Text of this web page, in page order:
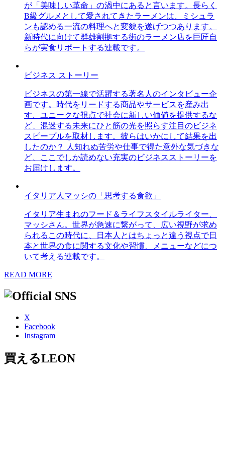
が「美味しい革命」の渦中にあると言います。長らく
B級グルメとして愛されてきたラーメンは、ミシュラ
ンも認める一流の料理へと変貌を遂げつつあります。
新時代に向けて群雄割拠する街のラーメン店を巨匠自
らが実食リポートする連載です。
ビジネス ストーリー
ビジネスの第一線で活躍する著名人のインタビュー企
画です。時代をリードする商品やサービスを産み出
す、ユニークな視点で社会に新しい価値を提供するな
ど、混迷する未来にひと筋の光を照らす注目のビジネ
スピープルを取材します。彼らはいかにして結果を出
したのか？ 人知れぬ苦労や仕事で得た意外な気づきな
ど、ここでしか読めない充実のビジネスストーリーを
お届けします。
イタリア人マッシの「思考する食欲」
イタリア生まれのフード＆ライフスタイルライター、
マッシさん。世界が急速に繋がって、広い視野が求め
られるこの時代に、日本人とはちょっと違う視点で日
本と世界の食に関する文化や習慣、メニューなどにつ
いて考える連載です。
READ MORE
X
Facebook
Instagram
買えるLEON